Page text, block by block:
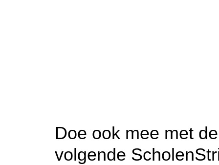
Doe ook mee met de
volgende
naar: